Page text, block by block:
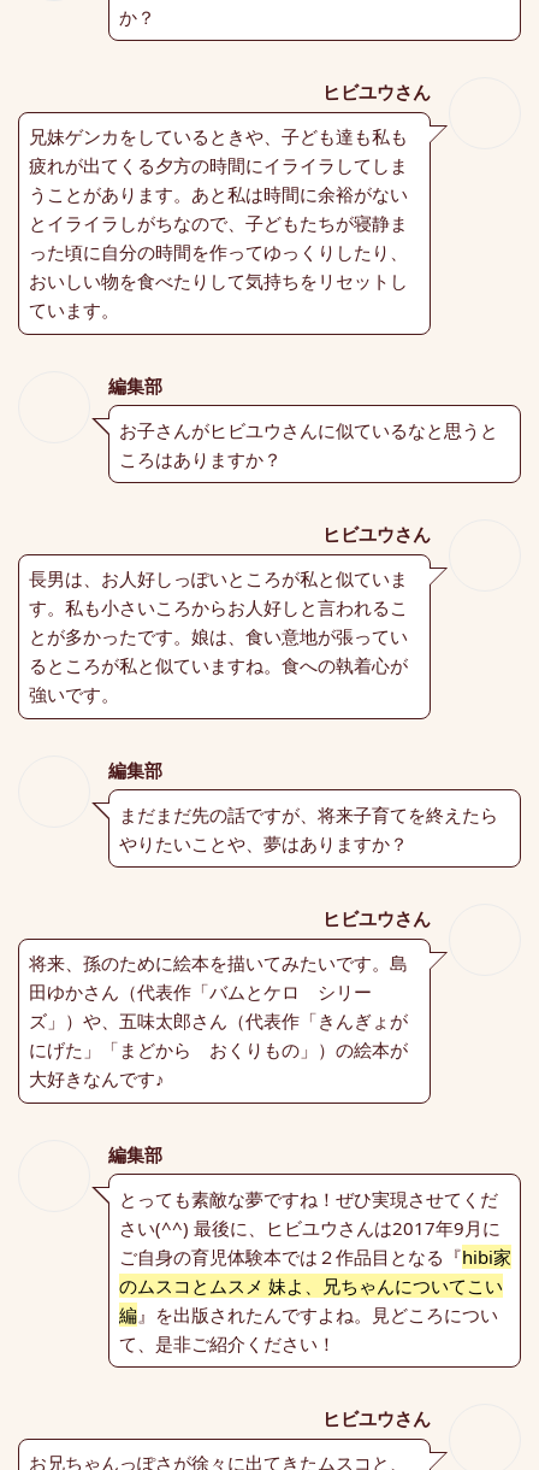
か？
ヒビユウさん
兄妹ゲンカをしているときや、子ども達も私も
疲れが出てくる夕方の時間にイライラしてしま
うことがあります。あと私は時間に余裕がない
とイライラしがちなので、子どもたちが寝静ま
った頃に自分の時間を作ってゆっくりしたり、
おいしい物を食べたりして気持ちをリセットし
ています。
編集部
お子さんがヒビユウさんに似ているなと思うと
ころはありますか？
ヒビユウさん
長男は、お人好しっぽいところが私と似ていま
す。私も小さいころからお人好しと言われるこ
とが多かったです。娘は、食い意地が張ってい
るところが私と似ていますね。食への執着心が
強いです。
編集部
まだまだ先の話ですが、将来子育てを終えたら
やりたいことや、夢はありますか？
ヒビユウさん
将来、孫のために絵本を描いてみたいです。島
田ゆかさん（代表作「バムとケロ シリー
ズ」）や、五味太郎さん（代表作「きんぎょが
にげた」「まどから おくりもの」）の絵本が
大好きなんです♪
編集部
とっても素敵な夢ですね！ぜひ実現させてくだ
さい(^^) 最後に、ヒビユウさんは2017年9月に
ご自身の育児体験本では２作品目となる『hibi家
のムスコとムスメ 妹よ、兄ちゃんについてこい
編』を出版されたんですよね。見どころについ
て、是非ご紹介ください！
ヒビユウさん
お兄ちゃんっぽさが徐々に出てきたムスコと、